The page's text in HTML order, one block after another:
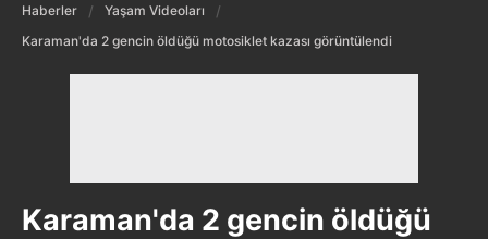
Haberler
Yaşam Videoları
Karaman'da 2 gencin öldüğü motosiklet kazası görüntülendi
Karaman'da 2 gencin öldüğü